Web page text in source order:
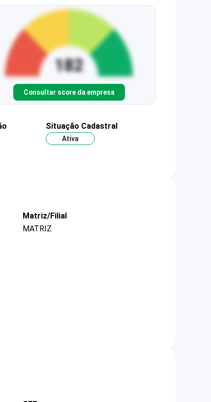
Consultar score da empresa
Situação Cadastral
Ativa
Matriz/Filial
MATRIZ